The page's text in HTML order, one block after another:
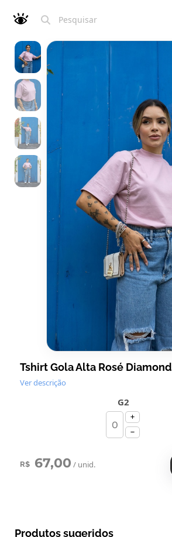
Tshirt Gola Alta Rosé Diamond
Ver descrição
G2
R$ 67,00 / unid.
Produtos sugeridos